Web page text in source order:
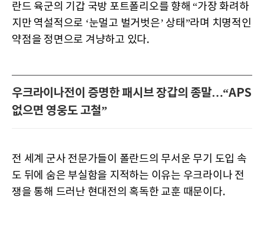
란드 육군의 기갑 국방 포트폴리오를 향해 “가장 화려하
지만 역설적으로 ‘눈멀고 벌거벗은’ 상태”라며 치명적인
약점을 정면으로 겨냥하고 있다.
우크라이나전이 증명한 패시브 장갑의 종말…“APS
없으면 영웅도 고철”
전 세계 군사 전문가들이 폴란드의 무서운 무기 도입 속
도 뒤에 숨은 부실함을 지적하는 이유는 우크라이나 전
쟁을 통해 드러난 현대전의 혹독한 교훈 때문이다.